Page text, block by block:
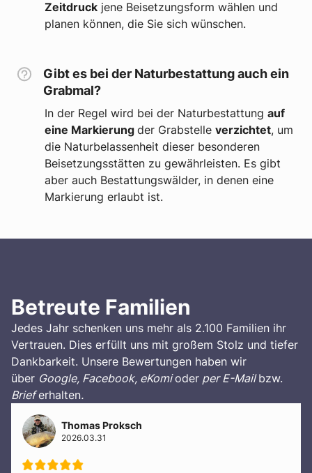
Zeitdruck jene Beisetzungsform wählen und
planen können, die Sie sich wünschen.
Gibt es bei der Naturbestattung auch ein
Grabmal?
In der Regel wird bei der Naturbestattung auf
eine Markierung der Grabstelle verzichtet, um
die Naturbelassenheit dieser besonderen
Beisetzungsstätten zu gewährleisten. Es gibt
aber auch Bestattungswälder, in denen eine
Markierung erlaubt ist.
Betreute Familien
Jedes Jahr schenken uns mehr als 2.100 Familien ihr
Vertrauen. Dies erfüllt uns mit großem Stolz und tiefer
Dankbarkeit. Unsere Bewertungen haben wir
über Google, Facebook, eKomioder per E-Mailbzw.
Brieferhalten.
Thomas Proksch
2026.03.31